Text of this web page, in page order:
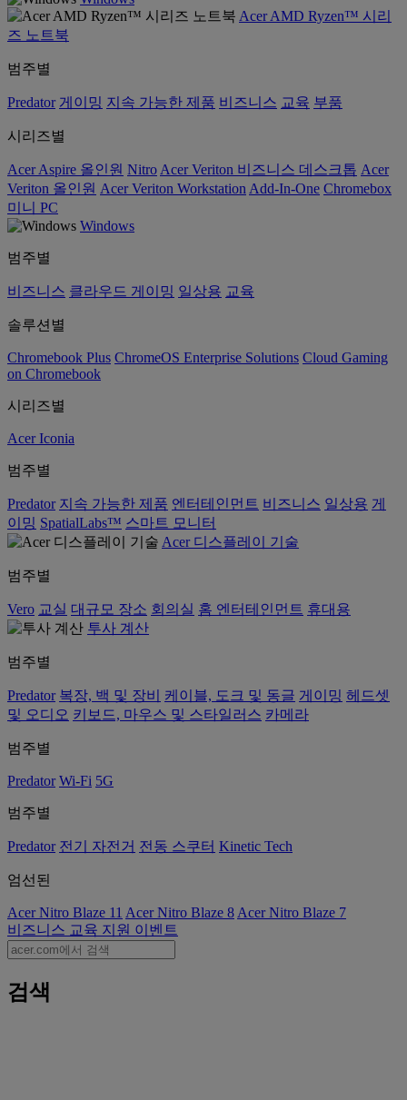
Acer AMD Ryzen™ 시리
즈 노트북
범주별
Predator 게이밍 지속 가능한 제품 비즈니스 교육 부품
시리즈별
Acer Aspire 올인원 Nitro Acer Veriton 비즈니스 데스크톱 Acer
Veriton 올인원 Acer Veriton Workstation Add-In-One Chromebox
미니 PC
Windows
범주별
비즈니스 클라우드 게이밍 일상용 교육
솔루션별
Chromebook Plus ChromeOS Enterprise Solutions Cloud Gaming
on Chromebook
시리즈별
Acer Iconia
범주별
Predator 지속 가능한 제품 엔터테인먼트 비즈니스 일상용 게
이밍 SpatialLabs™ 스마트 모니터
Acer 디스플레이 기술
범주별
Vero 교실 대규모 장소 회의실 홈 엔터테인먼트 휴대용
투사 계산
범주별
Predator 복장, 백 및 장비 케이블, 도크 및 동글 게이밍 헤드셋
및 오디오 키보드, 마우스 및 스타일러스 카메라
범주별
Predator Wi-Fi 5G
범주별
Predator 전기 자전거 전동 스쿠터 Kinetic Tech
엄선된
Acer Nitro Blaze 11 Acer Nitro Blaze 8 Acer Nitro Blaze 7
비즈니스 교육 지원 이벤트
검색